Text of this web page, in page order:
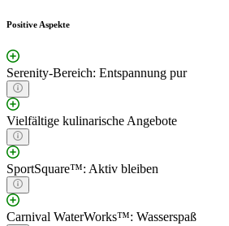
Positive Aspekte
Serenity-Bereich: Entspannung pur
Vielfältige kulinarische Angebote
SportSquare™: Aktiv bleiben
Carnival WaterWorks™: Wasserspaß